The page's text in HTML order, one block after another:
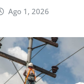
Ago 1, 2026